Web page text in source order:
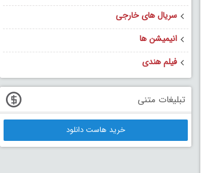
سریال های خارجی
انیمیشن ها
فیلم هندی
تبلیغات متنی
خرید هاست دانلود